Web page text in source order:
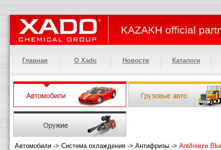
KAZAKH official
Главная О Xado Новости Каталоги
Автомобили -> Система охлаждения -> Антифризы -> Antifreeze